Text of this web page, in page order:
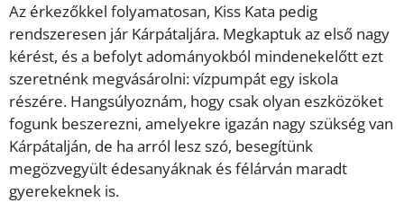
Az érkezőkkel folyamatosan, Kiss Kata pedig
rendszeresen jár Kárpátaljára. Megkaptuk az első nagy
kérést, és a befolyt adományokból mindenekelőtt ezt
szeretnénk megvásárolni: vízpumpát egy iskola
részére. Hangsúlyoznám, hogy csak olyan eszközöket
fogunk beszerezni, amelyekre igazán nagy szükség van
Kárpátalján, de ha arról lesz szó, besegítünk
megözvegyült édesanyáknak és félárván maradt
gyerekeknek is.